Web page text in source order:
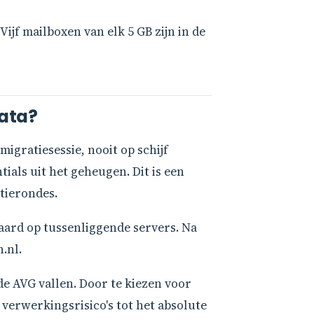
mailboxen van elk 5 GB zijn in de
nooit op schijf
uit het geheugen. Dit is een
op tussenliggende servers. Na
AVG vallen. Door te kiezen voor
tot het absolute